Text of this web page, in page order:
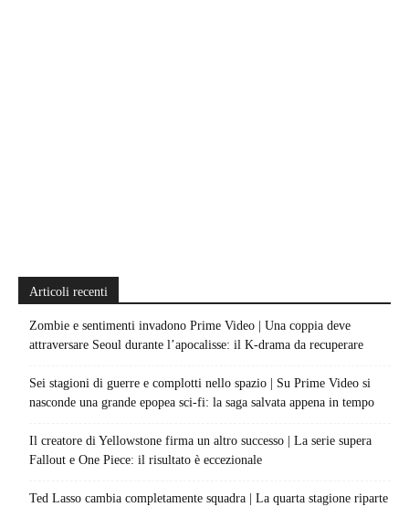
Articoli recenti
Zombie e sentimenti invadono Prime Video | Una coppia deve
attraversare Seoul durante l’apocalisse: il K-drama da recuperare
Sei stagioni di guerre e complotti nello spazio | Su Prime Video si
nasconde una grande epopea sci-fi: la saga salvata appena in tempo
Il creatore di Yellowstone firma un altro successo | La serie supera
Fallout e One Piece: il risultato è eccezionale
Ted Lasso cambia completamente squadra | La quarta stagione riparte